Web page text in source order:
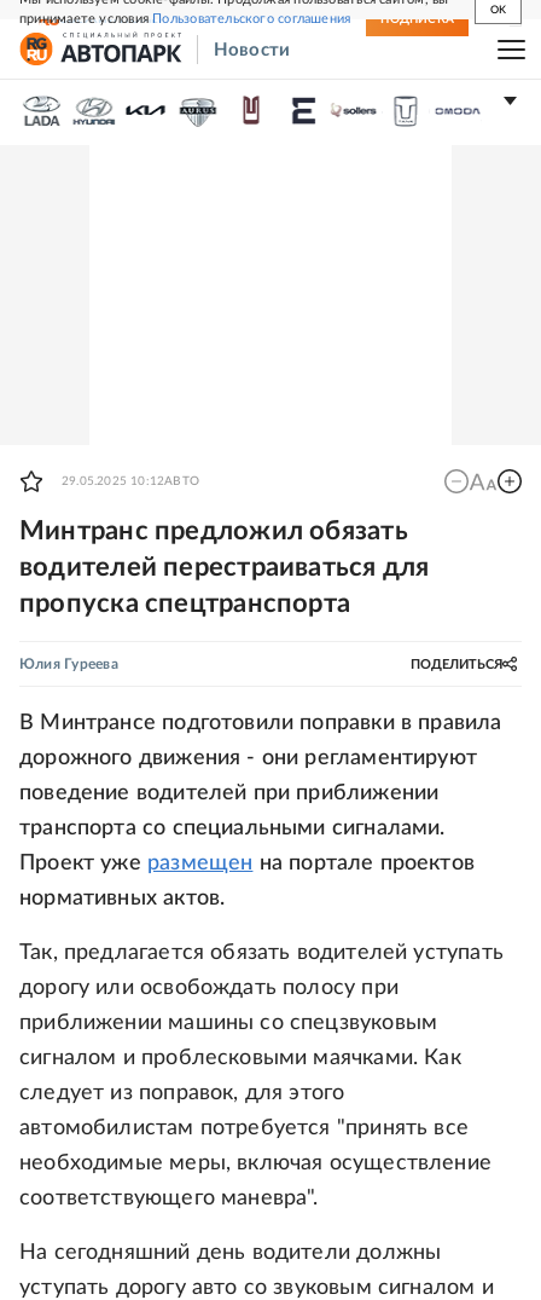
принимаете условияПользовательского соглашения
OK
СВЕЖИЙ НОМЕР ПОДПИСКА
Новости
29.05.2025 10:12АВТО
Минтранс предложил обязать
водителей перестраиваться для
пропуска спецтранспорта
Юлия Гуреева ПОДЕЛИТЬСЯ
В Минтрансе подготовили поправки в правила
дорожного движения - они регламентируют
поведение водителей при приближении
транспорта со специальными сигналами.
Проект уже размещен на портале проектов
нормативных актов.
Так, предлагается обязать водителей уступать
дорогу или освобождать полосу при
приближении машины со спецзвуковым
сигналом и проблесковыми маячками. Как
следует из поправок, для этого
автомобилистам потребуется "принять все
необходимые меры, включая осуществление
соответствующего маневра".
На сегодняшний день водители должны
уступать дорогу авто со звуковым сигналом и